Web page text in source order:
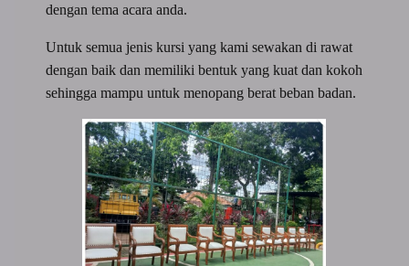
dengan tema acara anda.
Untuk semua jenis kursi yang kami sewakan di rawat
dengan baik dan memiliki bentuk yang kuat dan kokoh
sehingga mampu untuk menopang berat beban badan.